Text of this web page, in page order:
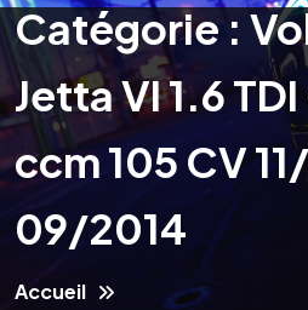
Catégorie :
Jetta VI 1.6
ccm 105 CV
09/2014
Accueil